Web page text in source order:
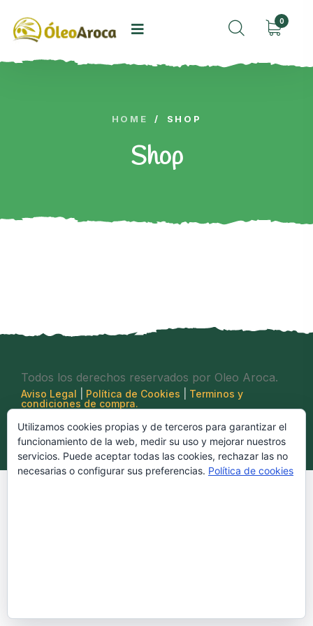
0
HOME / SHOP
Shop
Todos los derechos reservados por Oleo Aroca.
Aviso Legal Política de Cookies
Terminos y
condiciones de compra.
Contacto: 657 57 70 99
© 2022,OleoAroca | Diseño: ISSY Informática.
Utilizamos cookies propias y de terceros para garantizar el
funcionamiento de la web, medir su uso y mejorar nuestros
servicios. Puede aceptar todas las cookies, rechazar las no
necesarias o configurar sus preferencias. Política de cookies